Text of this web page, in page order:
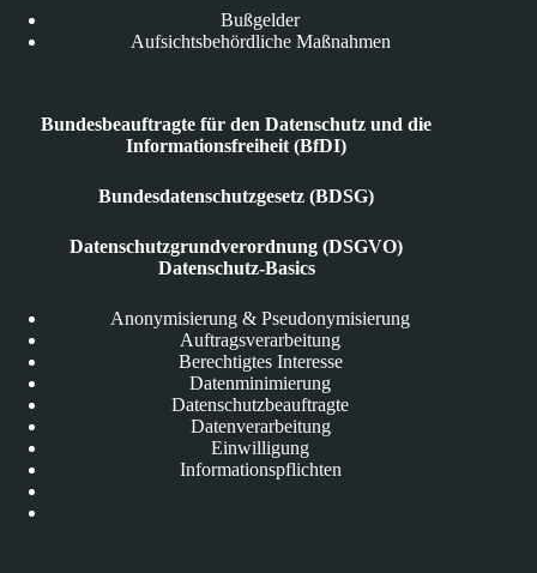
Bußgelder
Aufsichtsbehördliche Maßnahmen
Bundesbeauftragte für den Datenschutz und die
Informationsfreiheit (BfDI)
Bundesdatenschutzgesetz (BDSG)
Datenschutzgrundverordnung (DSGVO)
Datenschutz-Basics
Anonymisierung & Pseudonymisierung
Auftragsverarbeitung
Berechtigtes Interesse
Datenminimierung
Datenschutzbeauftragte
Datenverarbeitung
Einwilligung
Informationspflichten